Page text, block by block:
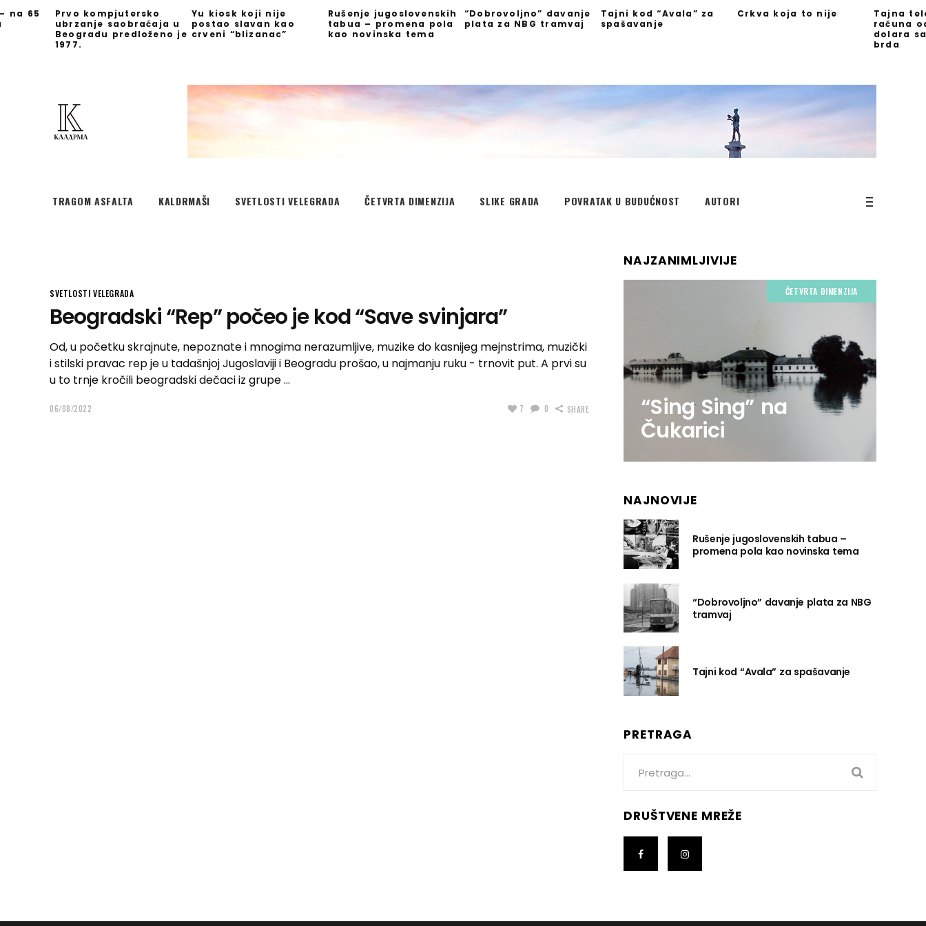
na 65
Prvo kompjutersko
ubrzanje saobraćaja u
Beogradu predloženo je
1977.
Yu kiosk koji nije
postao slavan kao
crveni “blizanac”
Rušenje jugoslovenskih
tabua – promena pola
kao novinska tema
“Dobrovoljno” davanje
plata za NBG tramvaj
Tajni kod “Avala” za
spašavanje
Crkva koja to nije
Tajna
računa
dolara
brda
TRAGOM ASFALTA KALDRMAŠI SVETLOSTI VELEGRADA ČETVRTA DIMENZIJA SLIKE GRADA POVRATAK U BUDUĆNOST AUTORI
SVETLOSTI VELEGRADA
Beogradski “Rep” počeo je kod “Save svinjara”
Od, u početku skrajnute, nepoznate i mnogima nerazumljive, muzike do kasnijeg mejnstrima, muzički
i stilski pravac rep je u tadašnjoj Jugoslaviji i Beogradu prošao, u najmanju ruku - trnovit put. A prvi su
u to trnje kročili beogradski dečaci iz grupe
06/08/2022 7 0 SHARE
NAJZANIMLJIVIJE
ČETVRTA DIMENZIJA
“Sing Sing” na
Čukarici
NAJNOVIJE
Rušenje jugoslovenskih tabua –
promena pola kao novinska tema
“Dobrovoljno” davanje plata za NBG
tramvaj
Tajni kod “Avala” za spašavanje
PRETRAGA
for:
DRUŠTVENE MREŽE